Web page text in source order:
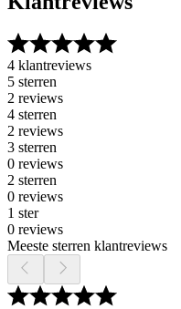
4 klantreviews
5 sterren
2 reviews
4 sterren
2 reviews
3 sterren
0 reviews
2 sterren
0 reviews
1 ster
0 reviews
Meeste sterren klantreviews